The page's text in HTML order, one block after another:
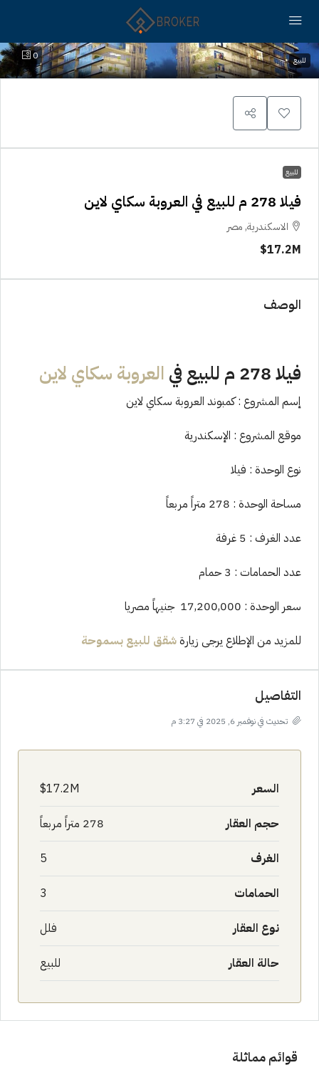
0 للبيع
للبيع
فيلا 278 م للبيع في العروبة سكاي لاين
الاسكندرية, مصر
17.2M$
الوصف
فيلا 278 م للبيع في العروبة سكاي لاين
إسم المشروع : كمبوند العروبة سكاي لاين
موقع المشروع : الإسكندرية
نوع الوحدة : فيلا
مساحة الوحدة : 278 متراً مربعاً
عدد الغرف : 5 غرفة
عدد الحمامات : 3 حمام
سعر الوحدة : 17,200,000 جنيهاً مصريا
للمزيد من الإطلاع يرجى زيارةشقق للبيع بسموحة
التفاصيل
تحديث في نوفمبر 6, 2025 في 3:27 م
السعر 17.2M$
حجم العقار 278 متراً مربعاً
الغرف 5
الحمامات 3
نوع العقار فلل
حالة العقار للبيع
قوائم مماثلة